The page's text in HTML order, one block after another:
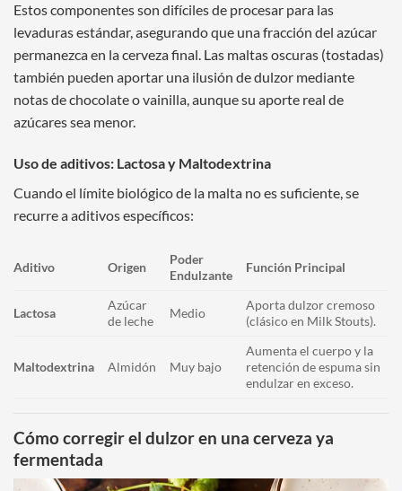
Estos componentes son difíciles de procesar para las
levaduras estándar, asegurando que una fracción del azúcar
permanezca en la cerveza final. Las maltas oscuras (tostadas)
también pueden aportar una ilusión de dulzor mediante
notas de chocolate o vainilla, aunque su aporte real de
azúcares sea menor.
Uso de aditivos: Lactosa y Maltodextrina
Cuando el límite biológico de la malta no es suficiente, se
recurre a aditivos específicos:
Aditivo Origen
Poder
Endulzante
Función Principal
Lactosa
Azúcar
de leche
Medio
Aporta dulzor cremoso
(clásico en Milk Stouts).
Maltodextrina Almidón Muy bajo
Aumenta el cuerpo y la
retención de espuma sin
endulzar en exceso.
Cómo corregir el dulzor en una cerveza ya
fermentada